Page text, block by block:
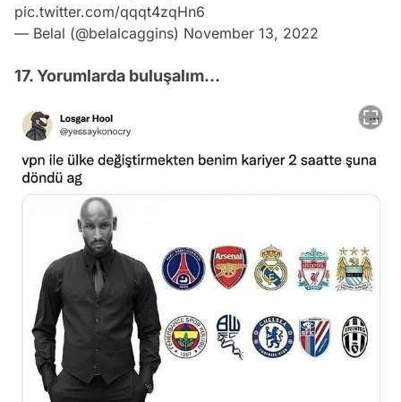
pic.twitter.com/qqqt4zqHn6
— Belal (@belalcaggins) November 13, 2022
17. Yorumlarda buluşalım...